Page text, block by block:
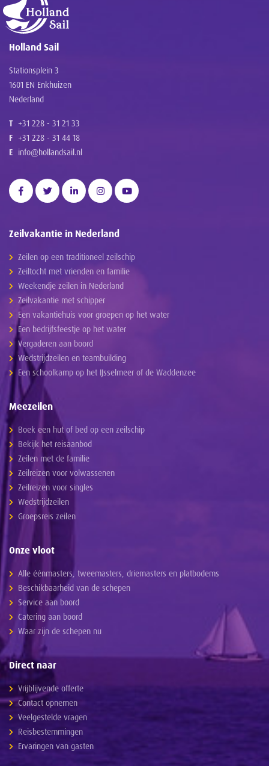
Holland Sail
Stationsplein 3
1601 EN Enkhuizen
Nederland
T +31 228 - 31 21 33
F +31 228 - 31 44 18
E info@hollandsail.nl
Zeilvakantie in Nederland
Zeilen op een traditioneel zeilschip
Zeiltocht met vrienden en familie
Weekendje zeilen in Nederland
Zeilvakantie met schipper
Een vakantiehuis voor groepen op het water
Een bedrijfsfeestje op het water
Vergaderen aan boord
Wedstrijdzeilen en teambuilding
Een schoolkamp op het IJsselmeer of de Waddenzee
Meezeilen
Boek een hut of bed op een zeilschip
Bekijk het reisaanbod
Zeilen met de familie
Zeilreizen voor volwassenen
Zeilreizen voor singles
Wedstrijdzeilen
Groepsreis zeilen
Onze vloot
Alle éénmasters, tweemasters, driemasters en platbodems
Beschikbaarheid van de schepen
Service aan boord
Catering aan boord
Waar zijn de schepen nu
Direct naar
Vrijblijvende offerte
Contact opnemen
Veelgestelde vragen
Reisbestemmingen
Ervaringen van gasten